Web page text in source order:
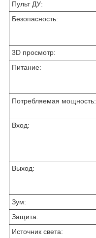
Пульт ДУ:
Безопасность:
3D просмотр:
Питание:
Потребляемая мощность:
Вход:
Выход:
Зум:
Защита:
Источник света: